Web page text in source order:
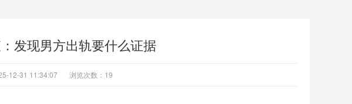
发现男方出轨要什么证据
12-31 11:34:07 浏览次数：19